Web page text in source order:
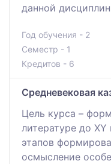
данной
Год обучения - 2
Семестр - 1
Кредитов - 6
Средневековая
Цель курса –
литературе до ХҮ
этапов
осмысление